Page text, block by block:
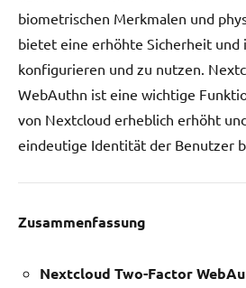
biometrischen Merkmalen und
bietet eine erhöhte Sicherheit und
konfigurieren und zu nutzen.
WebAuthn ist eine wichtige
von Nextcloud erheblich erhöht
eindeutige Identität der Benutzer
Zusammenfassung
Nextcloud Two-Factor